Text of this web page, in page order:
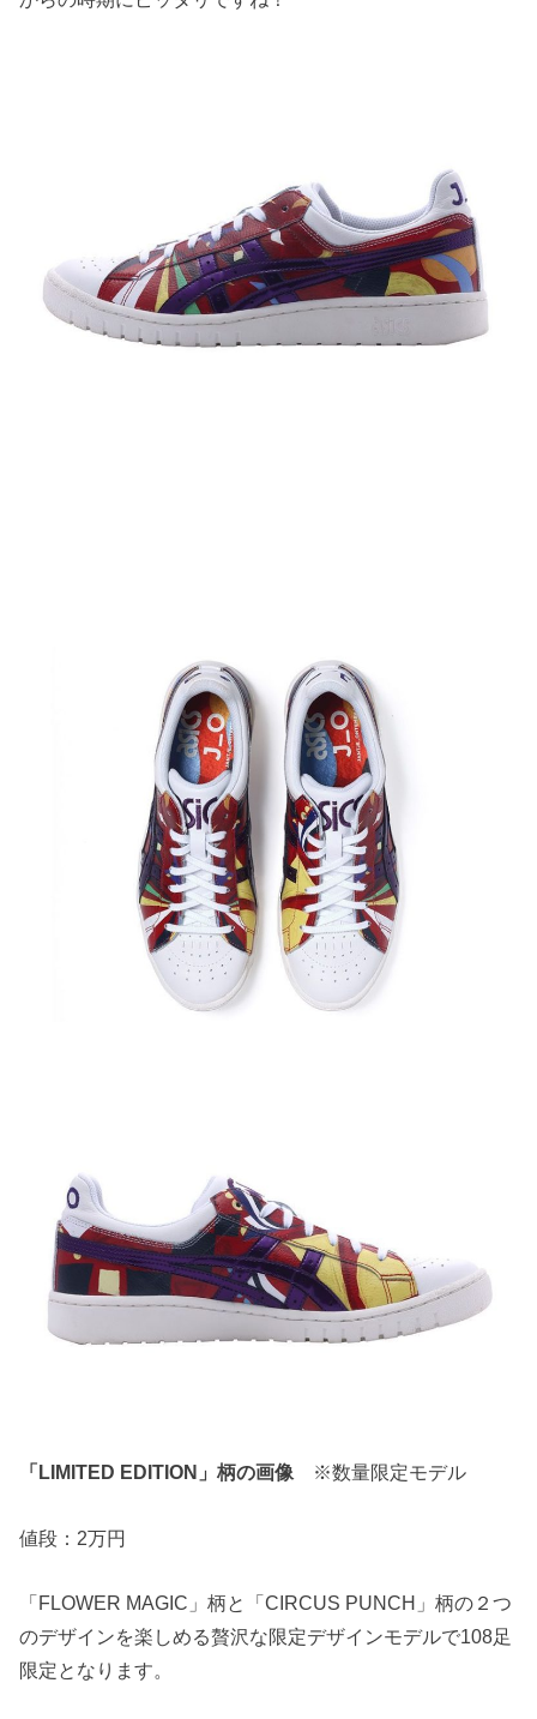
「LIMITED EDITION」柄の画像 ※数量限定モデル
値段：2万円
「FLOWER MAGIC」柄と「CIRCUS PUNCH」柄の２つ
のデザインを楽しめる贅沢な限定デザインモデルで108足
限定となります。